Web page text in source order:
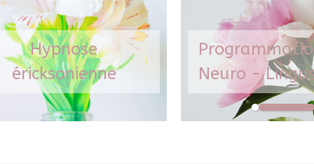
Hypnose
éricksonienne
vos blocages en
de changement.
Découvrir cette approche
Neuro -
reprendre la main sur
automatismes.
Découvrir cette
précédent